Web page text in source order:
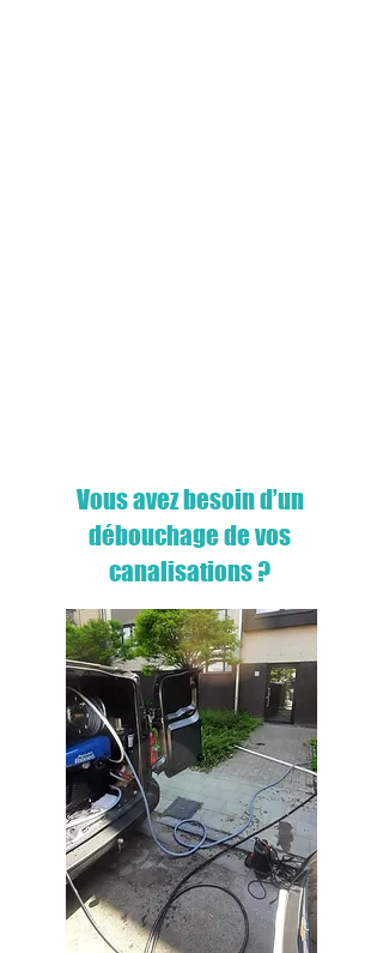
Vous avez besoin d’un
débouchage de vos
canalisations ?